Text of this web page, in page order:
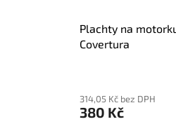
Plachty na
Covertura
314,05 Kč bez DPH
380 Kč